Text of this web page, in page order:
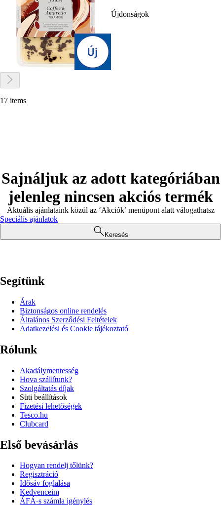
Újdonságok
17 items
Sajnáljuk az adott kategóriában
jelenleg nincsen akciós termék
Aktuális ajánlataink közül az ‘Akciók’ menüpont alatt válogathatsz
Speciális ajánlatok
Keresés
Segítünk
Árak
Biztonságos online rendelés
Általános Szerződési Feltételek
Adatkezelési és Cookie tájékoztató
Rólunk
Akadálymentesség
Hova szállítunk?
Szolgáltatás díjak
Süti beállítások
Fizetési lehetőségek
Tesco.hu
Clubcard
Első bevásárlás
Hogyan rendelj tőlünk?
Regisztráció
Idősáv foglalása
Kedvenceim
ÁFÁ-s számla igénylés